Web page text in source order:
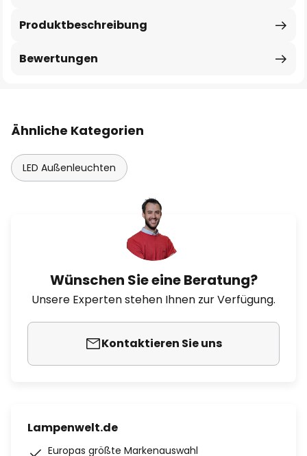
Produktbeschreibung
Bewertungen
Ähnliche Kategorien
LED Außenleuchten
Wünschen Sie eine Beratung?
Unsere Experten stehen Ihnen zur Verfügung.
Kontaktieren Sie uns
Lampenwelt.de
Europas größte Markenauswahl